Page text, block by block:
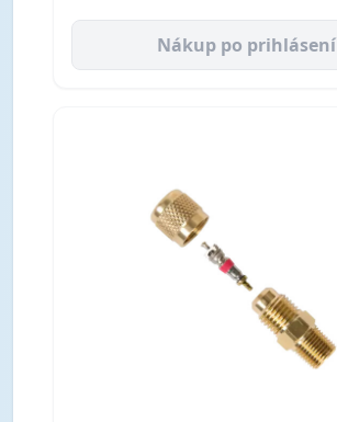
Nákup po prihlásení